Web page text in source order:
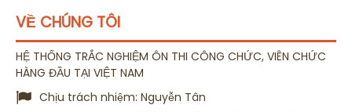
VỀ CHÚNG TÔI
HỆ THỐNG TRẮC NGHIỆM ÔN THI CÔNG CHỨC, VIÊN CHỨC
HÀNG ĐẦU TẠI VIỆT NAM
Chịu trách nhiệm: Nguyễn Tân